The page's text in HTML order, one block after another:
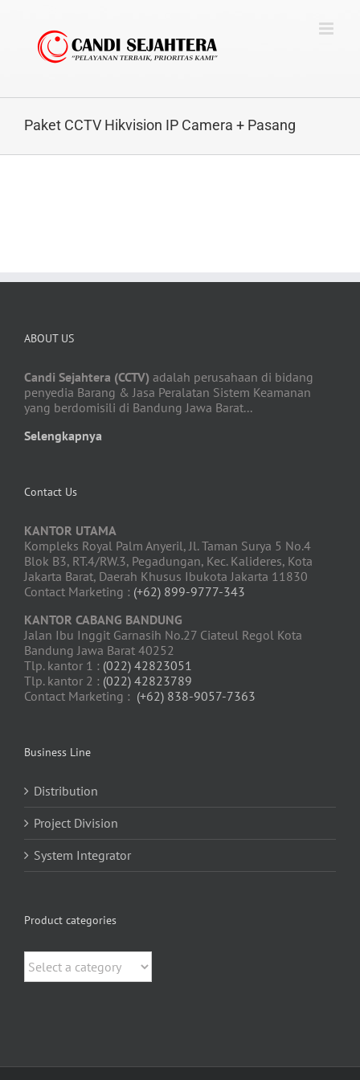
content
Paket CCTV Hikvision IP Camera + Pasang
ABOUT US
Candi Sejahtera (CCTV) adalah perusahaan di bidang
penyedia Barang & Jasa Peralatan Sistem Keamanan
yang berdomisili di Bandung Jawa Barat...
Selengkapnya
Contact Us
KANTOR UTAMA
Kompleks Royal Palm Anyeril, Jl. Taman Surya 5 No.4
Blok B3, RT.4/RW.3, Pegadungan, Kec. Kalideres, Kota
Jakarta Barat, Daerah Khusus Ibukota Jakarta 11830
Contact Marketing : (+62) 899-9777-343
KANTOR CABANG BANDUNG
Jalan Ibu Inggit Garnasih No.27 Ciateul Regol Kota
Bandung Jawa Barat 40252
Tlp. kantor 1 : (022) 42823051
Tlp. kantor 2 : (022) 42823789
Contact Marketing : (+62) 838-9057-7363
Business Line
Distribution
Project Division
System Integrator
Product categories